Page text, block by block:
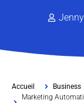
Jenny
Accueil
Business
Marketing